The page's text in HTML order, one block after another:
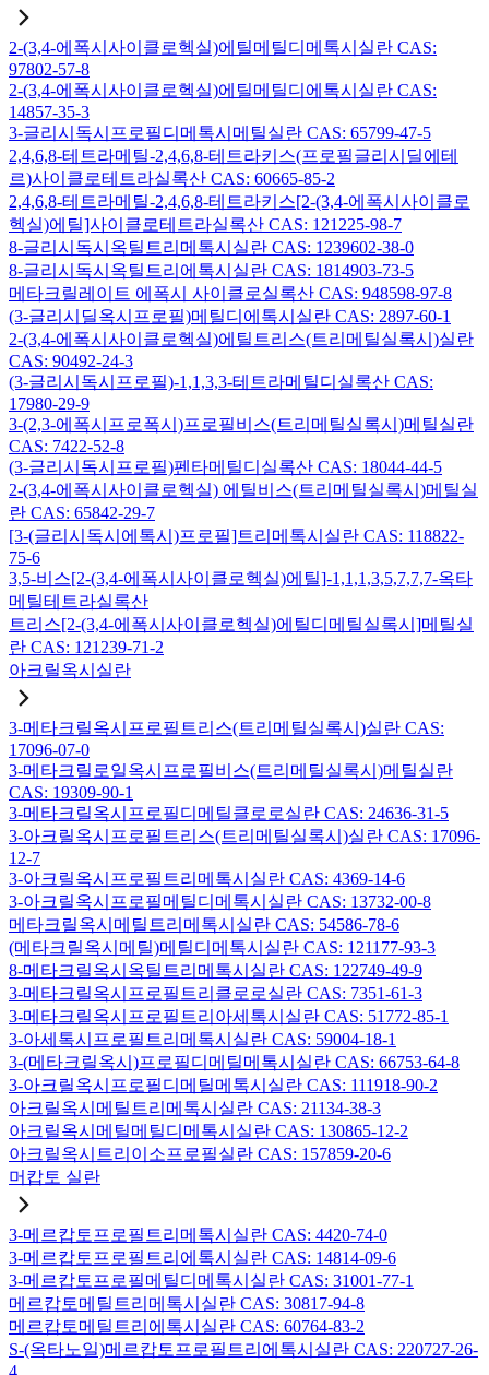
2-(3,4-에폭시사이클로헥실)에틸메틸디메톡시실란 CAS:
97802-57-8
2-(3,4-에폭시사이클로헥실)에틸메틸디에톡시실란 CAS:
14857-35-3
3-글리시독시프로필디메톡시메틸실란 CAS: 65799-47-5
2,4,6,8-테트라메틸-2,4,6,8-테트라키스(프로필글리시딜에테
르)사이클로테트라실록산 CAS: 60665-85-2
2,4,6,8-테트라메틸-2,4,6,8-테트라키스[2-(3,4-에폭시사이클로
헥실)에틸]사이클로테트라실록산 CAS: 121225-98-7
8-글리시독시옥틸트리메톡시실란 CAS: 1239602-38-0
8-글리시독시옥틸트리에톡시실란 CAS: 1814903-73-5
메타크릴레이트 에폭시 사이클로실록산 CAS: 948598-97-8
(3-글리시딜옥시프로필)메틸디에톡시실란 CAS: 2897-60-1
2-(3,4-에폭시사이클로헥실)에틸트리스(트리메틸실록시)실란
CAS: 90492-24-3
(3-글리시독시프로필)-1,1,3,3-테트라메틸디실록산 CAS:
17980-29-9
3-(2,3-에폭시프로폭시)프로필비스(트리메틸실록시)메틸실란
CAS: 7422-52-8
(3-글리시독시프로필)펜타메틸디실록산 CAS: 18044-44-5
2-(3,4-에폭시사이클로헥실) 에틸비스(트리메틸실록시)메틸실
란 CAS: 65842-29-7
[3-(글리시독시에톡시)프로필]트리메톡시실란 CAS: 118822-
75-6
3,5-비스[2-(3,4-에폭시사이클로헥실)에틸]-1,1,1,3,5,7,7,7-옥타
메틸테트라실록산
트리스[2-(3,4-에폭시사이클로헥실)에틸디메틸실록시]메틸실
란 CAS: 121239-71-2
아크릴옥시실란
3-메타크릴옥시프로필트리스(트리메틸실록시)실란 CAS:
17096-07-0
3-메타크릴로일옥시프로필비스(트리메틸실록시)메틸실란
CAS: 19309-90-1
3-메타크릴옥시프로필디메틸클로로실란 CAS: 24636-31-5
3-아크릴옥시프로필트리스(트리메틸실록시)실란 CAS: 17096-
12-7
3-아크릴옥시프로필트리메톡시실란 CAS: 4369-14-6
3-아크릴옥시프로필메틸디메톡시실란 CAS: 13732-00-8
메타크릴옥시메틸트리메톡시실란 CAS: 54586-78-6
(메타크릴옥시메틸)메틸디메톡시실란 CAS: 121177-93-3
8-메타크릴옥시옥틸트리메톡시실란 CAS: 122749-49-9
3-메타크릴옥시프로필트리클로로실란 CAS: 7351-61-3
3-메타크릴옥시프로필트리아세톡시실란 CAS: 51772-85-1
3-아세톡시프로필트리메톡시실란 CAS: 59004-18-1
3-(메타크릴옥시)프로필디메틸메톡시실란 CAS: 66753-64-8
3-아크릴옥시프로필디메틸메톡시실란 CAS: 111918-90-2
아크릴옥시메틸트리메톡시실란 CAS: 21134-38-3
아크릴옥시메틸메틸디메톡시실란 CAS: 130865-12-2
아크릴옥시트리이소프로필실란 CAS: 157859-20-6
머캅토 실란
3-메르캅토프로필트리메톡시실란 CAS: 4420-74-0
3-메르캅토프로필트리에톡시실란 CAS: 14814-09-6
3-메르캅토프로필메틸디메톡시실란 CAS: 31001-77-1
메르캅토메틸트리메톡시실란 CAS: 30817-94-8
메르캅토메틸트리에톡시실란 CAS: 60764-83-2
S-(옥타노일)메르캅토프로필트리에톡시실란 CAS: 220727-26-
4